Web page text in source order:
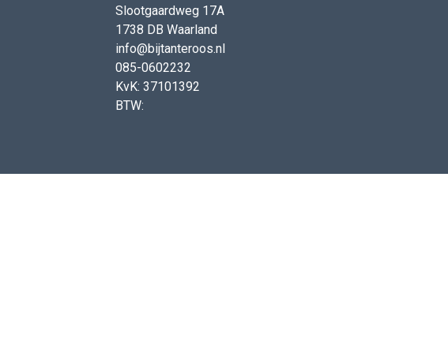
Slootgaardweg 17A
1738 DB Waarland
info@bijtanteroos.nl
085-0602232
KvK: 37101392
BTW: